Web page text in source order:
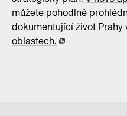
můžete pohodlně
dokumentující život Prahy
oblastech.